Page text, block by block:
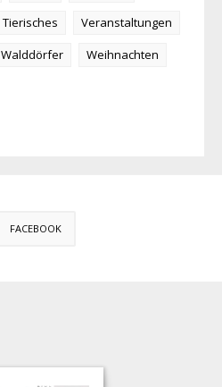
Tierisches
Veranstaltungen
Walddörfer
Weihnachten
FACEBOOK